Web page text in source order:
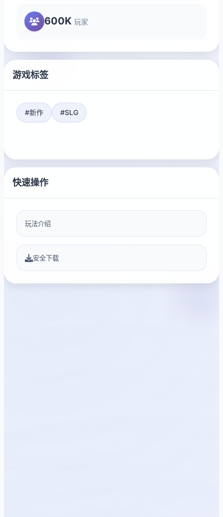
600K 玩家
游戏标签
#新作 #SLG
快速操作
玩法介绍
安全下载